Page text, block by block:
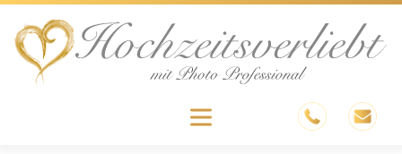
Skip
content
Menu